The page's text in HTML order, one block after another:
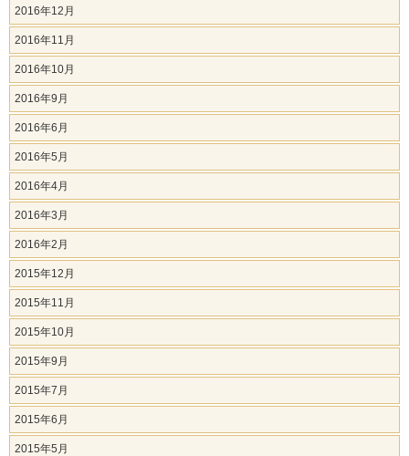
2016年12月
2016年11月
2016年10月
2016年9月
2016年6月
2016年5月
2016年4月
2016年3月
2016年2月
2015年12月
2015年11月
2015年10月
2015年9月
2015年7月
2015年6月
2015年5月